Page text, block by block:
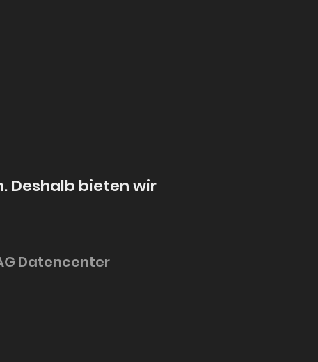
Deshalb bieten wir
Datencenter